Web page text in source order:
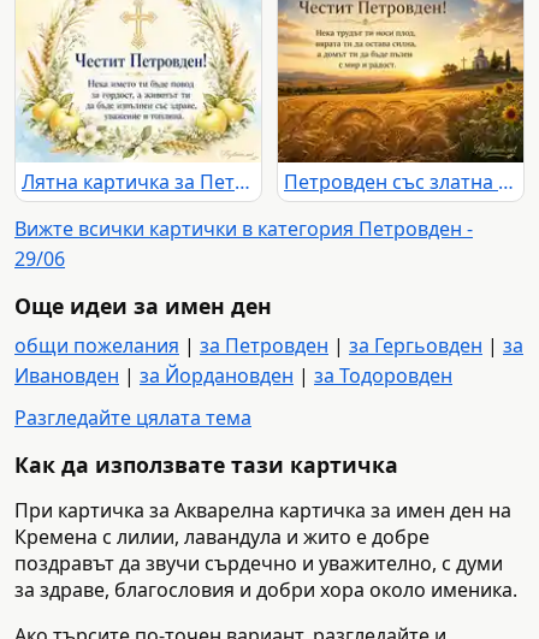
Лятна картичка за Петровден с житен венец, ябълки-петровки и златен кръст
Петровден със златна жътва, църква и благословия за мир и радост
Вижте всички картички в категория Петровден -
29/06
Още идеи за имен ден
общи пожелания | за Петровден | за Гергьовден | за
Ивановден | за Йордановден | за Тодоровден
Разгледайте цялата тема
Как да използвате тази картичка
При картичка за Акварелна картичка за имен ден на
Кремена с лилии, лавандула и жито е добре
поздравът да звучи сърдечно и уважително, с думи
за здраве, благословия и добри хора около именика.